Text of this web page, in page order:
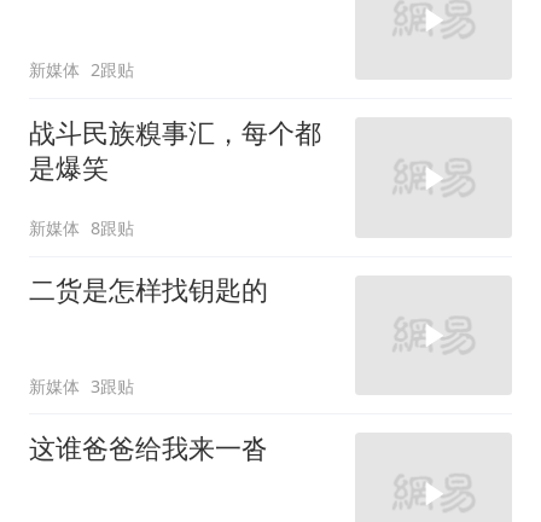
新媒体 2跟贴
战斗民族糗事汇，每个都
是爆笑
新媒体 8跟贴
二货是怎样找钥匙的
新媒体 3跟贴
这谁爸爸给我来一沓